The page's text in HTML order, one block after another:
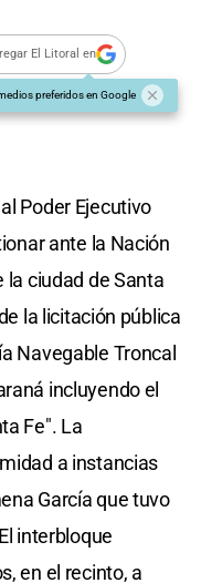
El Litoral en
preferidos en Google
Poder Ejecutivo
ante la Nación
la ciudad de Santa
la licitación pública
Navegable Troncal
incluyendo el
Fe". La
a instancias
García que tuvo
interbloque
en el recinto, a